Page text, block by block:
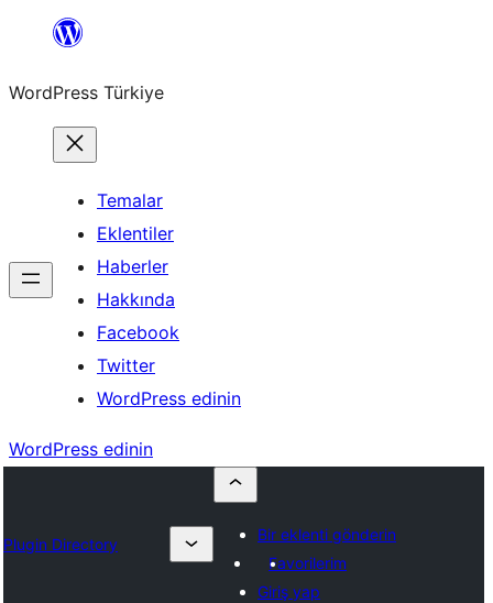
İçeriğe
WordPress Türkiye
Temalar
Eklentiler
Haberler
Hakkında
Facebook
Twitter
WordPress edinin
WordPress edinin
Plugin Directory
Bir eklenti gönderin
Favorilerim
Giriş yap